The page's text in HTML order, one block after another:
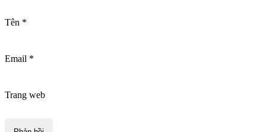
Tên *
Email *
Trang web